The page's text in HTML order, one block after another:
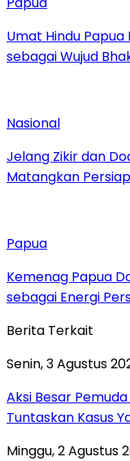
Umat Hindu
sebagai Wujud
Nasional
Jelang Zikir dan
Matangkan
Papua
Kemenag Papua
sebagai Energi
Berita Terkait
Senin, 3 Agustus
Aksi Besar
Tuntaskan Kasus
Minggu, 2 Agustus